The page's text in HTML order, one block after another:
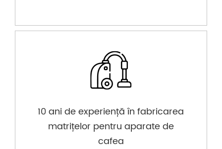
10 ani de experiență în fabricarea
matrițelor pentru aparate de
cafea